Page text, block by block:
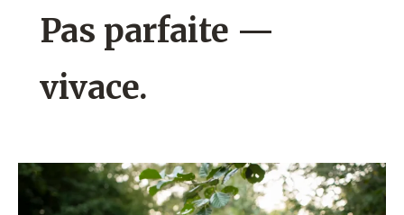
Pas parfaite —
vivace.